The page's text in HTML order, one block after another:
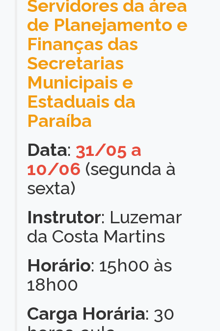
Servidores da área
de Planejamento e
Finanças das
Secretarias
Municipais e
Estaduais da
Paraíba
Data: 31/05 a
10/06 (segunda à
sexta)
Instrutor: Luzemar
da Costa Martins
Horário: 15h00 às
18h00
Carga Horária: 30